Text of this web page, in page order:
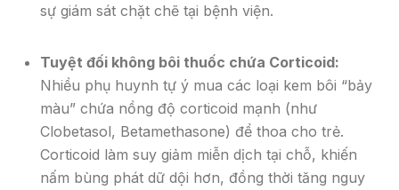
sự giám sát chặt chẽ tại bệnh viện.
Tuyệt đối không bôi thuốc chứa Corticoid:
Nhiều phụ huynh tự ý mua các loại kem bôi “bảy
màu” chứa nồng độ corticoid mạnh (như
Clobetasol, Betamethasone) để thoa cho trẻ.
Corticoid làm suy giảm miễn dịch tại chỗ, khiến
nấm bùng phát dữ dội hơn, đồng thời tăng nguy